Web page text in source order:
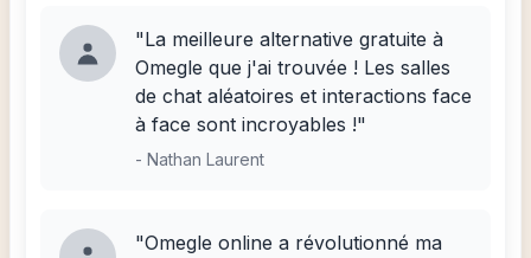
"La meilleure alternative gratuite à
Omegle que j'ai trouvée ! Les salles
de chat aléatoires et interactions face
à face sont incroyables !"
- Nathan Laurent
"Omegle online a révolutionné ma